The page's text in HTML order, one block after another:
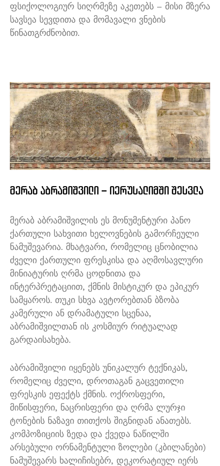
ფსიქოლოგიურ სიღრმეზე აკეთებს – მისი მზერა
სავსეა სევდითა და მომავალი ვნების
წინათგრძნობით.
მერაბ აბრამიშვილი – იერუსალიმში შესვლა
მერაბ აბრამიშვილის ეს მონუმენტური პანო
ქართული სახვითი ხელოვნების გამორჩეული
ნამუშევარია. მხატვარი, რომელიც ცნობილია
ძველი ქართული ფრესკისა და აღმოსავლური
მინიატურის ღრმა ცოდნითა და
ინტერპრეტაციით, ქმნის მისტიკურ და ეპიკურ
სამყაროს. თუკი სხვა ავტორებთან ბზობა
კამერული ან დრამატული სცენაა,
აბრამიშვილთან ის კოსმიურ რიტუალად
გარდაისახება.
აბრამიშვილი იყენებს უნიკალურ ტექნიკას,
რომელიც ძველი, დროთაგან გაცვეთილი
ფრესკის ეფექტს ქმნის. ოქროსფერი,
მიწისფერი, ნაცრისფერი და ღრმა ლურჯი
ტონების ნაზავი თითქოს შიგნიდან ანათებს.
კომპოზიციის ზედა და ქვედა ნაწილში
არსებული ორნამენტული ზოლები (კბილანები)
ნამუშევარს ხალიჩისებრ, დეკორატიულ იერს